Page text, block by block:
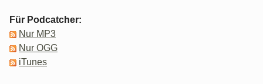
Für Podcatcher:
Nur MP3
Nur OGG
iTunes